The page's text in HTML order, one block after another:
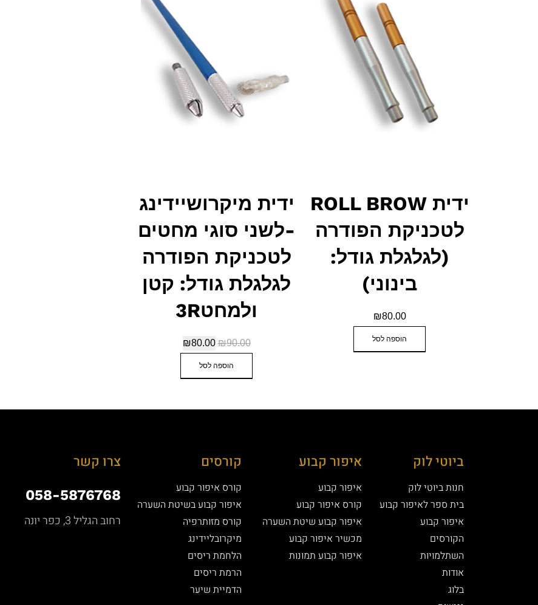
ידית ROLL BROW
לטכניקת הפודרה
(לגלגלת גודל:
בינוני)
₪80.00
הוספה לסל
ידית מיקרושיידינג
-לשני סוגי מחטים
לטכניקת הפודרה
לגלגלת גודל: קטן
ולמחט3R
₪90.00
₪80.00
הוספה לסל
ביוטי לוק
חנות ביוטי לוק
בית ספר לאיפור קבוע
איפור קבוע
הקורסים
השתלמויות
אודות
בלוג
איפור קבוע
איפור קבוע
קורס איפור קבוע
איפור קבוע שיטת השערה
מכשיר איפור קבוע
איפור קבוע תמונות
קורסים
קורס איפור קבוע
איפור קבוע בשיטת השערה
קורס מזותרפיה
מיקרובליידינג
הלחמת ריסים
הרמת ריסים
הדמיית שיער
צרו קשר
058-5876768
רחוב הגליל 3, כפר יונה